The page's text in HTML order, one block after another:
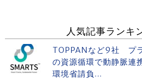
人気記事ランキ
TOPPANなど9社 プ
の資源循環で動静脈連
環境省請負...